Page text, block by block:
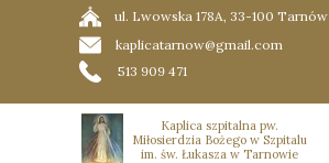
kaplicatarnow@gmail.com
ul. Lwowska 178A, 33-100 Tarnów
513 909 471
Kaplica szpitalna pw.
Miłosierdzia Bożego w Szpitalu
im. św. Łukasza w Tarnowie